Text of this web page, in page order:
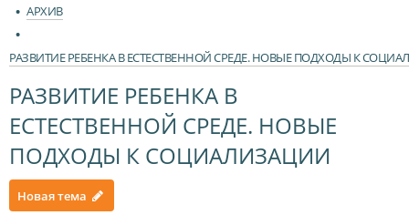
АРХИВ
РАЗВИТИЕ РЕБЕНКА В ЕСТЕСТВЕННОЙ СРЕДЕ. НОВЫЕ ПОДХОДЫ К
РАЗВИТИЕ РЕБЕНКА В
ЕСТЕСТВЕННОЙ СРЕДЕ. НОВЫЕ
ПОДХОДЫ К СОЦИАЛИЗАЦИИ
Новая тема